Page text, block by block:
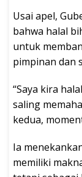
Usai apel,
bahwa halal
untuk
pimpinan dan
“Saya kira
saling
kedua,
Ia
memiliki